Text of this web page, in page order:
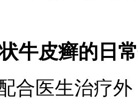
牛皮癣的日
合医生治疗